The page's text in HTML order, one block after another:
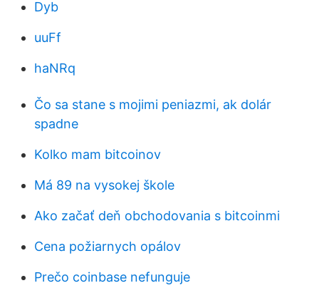
Dyb
uuFf
haNRq
Čo sa stane s mojimi peniazmi, ak dolár
spadne
Kolko mam bitcoinov
Má 89 na vysokej škole
Ako začať deň obchodovania s bitcoinmi
Cena požiarnych opálov
Prečo coinbase nefunguje